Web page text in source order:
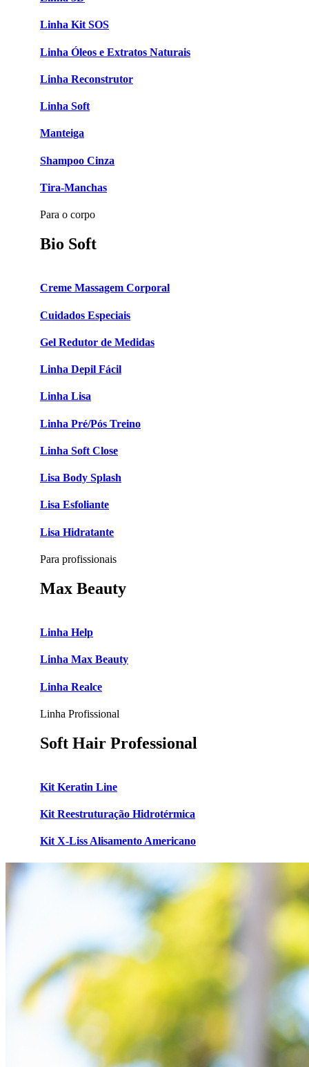
Linha Kit SOS
Linha Óleos e Extratos Naturais
Linha Reconstrutor
Linha Soft
Manteiga
Shampoo Cinza
Tira-Manchas
Para o corpo
Bio Soft
Creme Massagem Corporal
Cuidados Especiais
Gel Redutor de Medidas
Linha Depil Fácil
Linha Lisa
Linha Pré/Pós Treino
Linha Soft Close
Lisa Body Splash
Lisa Esfoliante
Lisa Hidratante
Para profissionais
Max Beauty
Linha Help
Linha Max Beauty
Linha Realce
Linha Profissional
Soft Hair Professional
Kit Keratin Line
Kit Reestruturação Hidrotérmica
Kit X-Liss Alisamento Americano